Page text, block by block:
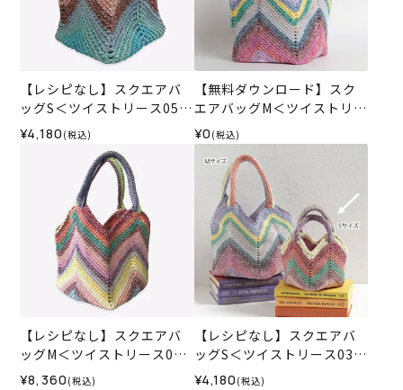
【レシピなし】スクエアバ
ッグS＜ツイストリース05X
＞（編み物 材料セット）
¥4,180 (税込)
【無料ダウンロード】スク
エアバッグM＜ツイストリー
ス＞（レシピ）
¥0 (税込)
【レシピなし】スクエアバ
ッグM＜ツイストリース030
5＞（編み物 材料セット）
¥8,360 (税込)
【レシピなし】スクエアバ
ッグS＜ツイストリース03X
＞（編み物 材料セット）
¥4,180 (税込)